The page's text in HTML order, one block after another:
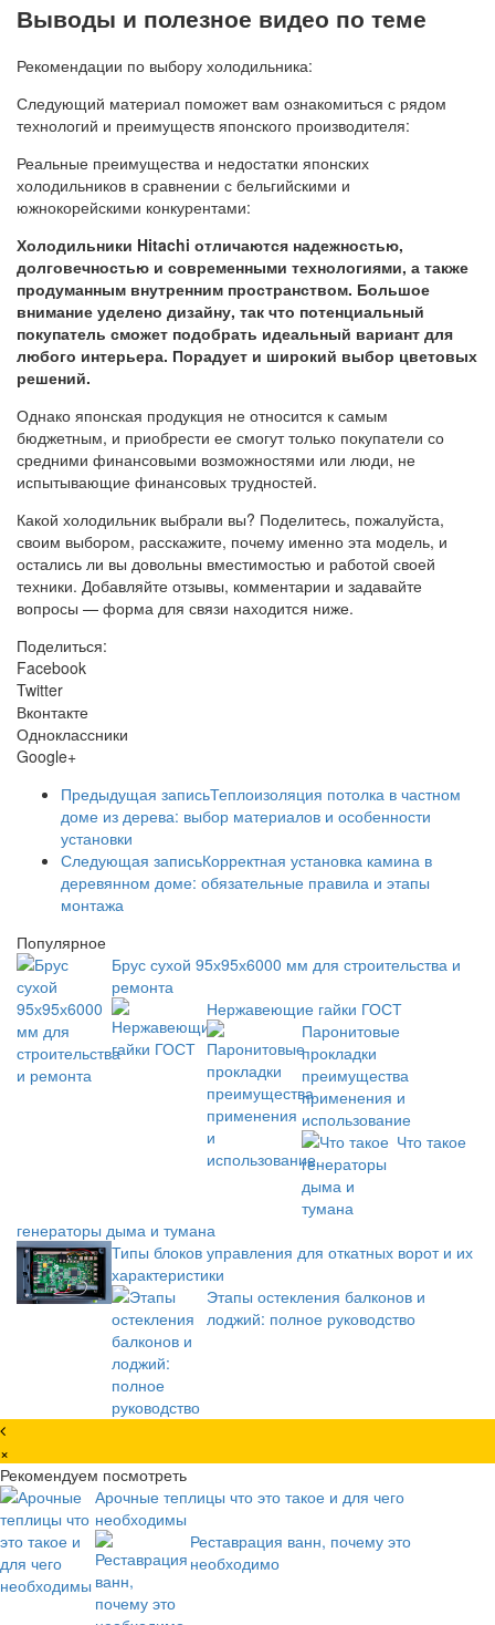
Выводы и полезное видео по теме
Рекомендации по выбору холодильника:
Следующий материал поможет вам ознакомиться с рядом
технологий и преимуществ японского производителя:
Реальные преимущества и недостатки японских
холодильников в сравнении с бельгийскими и
южнокорейскими конкурентами:
Холодильники Hitachi отличаются надежностью,
долговечностью и современными технологиями, а также
продуманным внутренним пространством. Большое
внимание уделено дизайну, так что потенциальный
покупатель сможет подобрать идеальный вариант для
любого интерьера. Порадует и широкий выбор цветовых
решений.
Однако японская продукция не относится к самым
бюджетным, и приобрести ее смогут только покупатели со
средними финансовыми возможностями или люди, не
испытывающие финансовых трудностей.
Какой холодильник выбрали вы? Поделитесь, пожалуйста,
своим выбором, расскажите, почему именно эта модель, и
остались ли вы довольны вместимостью и работой своей
техники. Добавляйте отзывы, комментарии и задавайте
вопросы — форма для связи находится ниже.
Поделиться:
Facebook
Twitter
Вконтакте
Одноклассники
Google+
Предыдущая записьТеплоизоляция потолка в частном
доме из дерева: выбор материалов и особенности
установки
Следующая записьКорректная установка камина в
деревянном доме: обязательные правила и этапы
монтажа
Популярное
Брус сухой 95х95х6000 мм для строительства и
ремонта
Нержавеющие гайки ГОСТ
Паронитовые
прокладки
преимущества
применения и
использование
Что такое
генераторы дыма и тумана
Типы блоков управления для откатных ворот и их
характеристики
Этапы остекления балконов и
лоджий: полное руководство
×
Рекомендуем посмотреть
Арочные теплицы что это такое и для чего
необходимы
Реставрация ванн, почему это
необходимо